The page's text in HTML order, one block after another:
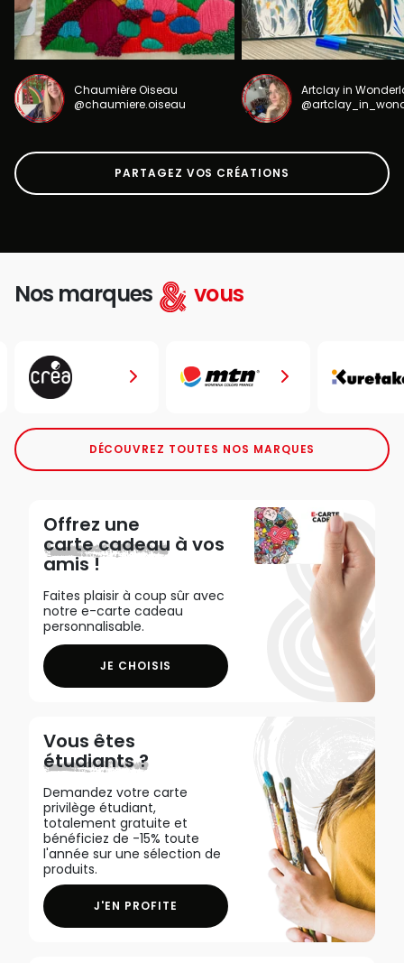
Chaumière Oiseau
@chaumiere.oiseau
Artclay in
PARTAGEZ VOS CRÉATIONS
Nos marques vous
DÉCOUVREZ TOUTES NOS MARQUES
Offrez une
carte cadeau à vos
amis !
Faites plaisir à coup sûr avec
notre e-carte cadeau
personnalisable.
JE CHOISIS
Vous êtes
étudiants ?
Demandez votre carte
privilège étudiant,
totalement gratuite et
bénéficiez de -15% toute
l'année sur une sélection de
produits.
J'EN PROFITE